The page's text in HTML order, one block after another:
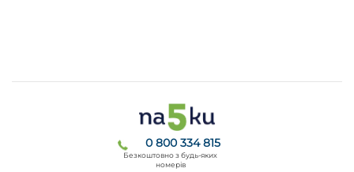
0 800 334 815
Безкоштовно з будь-яких
номерів